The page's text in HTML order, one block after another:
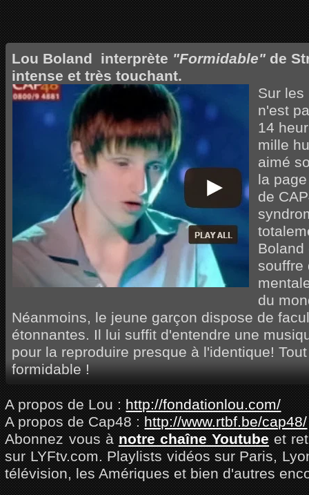
Lou Boland interprète "Formidable" de
intense et très touchant.
Sur les
n'est
14
mille
aimé
la
de
Boland
souffre
du
Néanmoins, le jeune garçon dispose de
étonnantes. Il lui suffit d'entendre une
pour la reproduire presque à l'identique!
formidable !
A propos de Lou :http://fondationlou.com/
A propos de Cap48 :http://www.rtbf.be/cap48/
Abonnez vous ànotre chaîne Youtubeet
sur LYFtv.com. Playlists vidéos sur Paris,
télévision, les Amériques et bien d'autres